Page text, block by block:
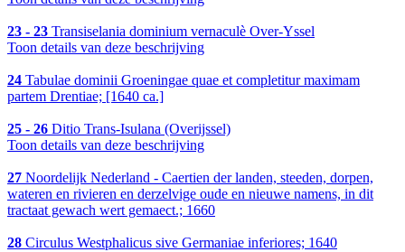
23 - 23 Transiselania dominium vernaculè Over-Yssel
Toon details van deze beschrijving
24 Tabulae dominii Groeningae quae et completitur maximam
partem Drentiae; [1640 ca.]
25 - 26 Ditio Trans-Isulana (Overijssel)
Toon details van deze beschrijving
27 Noordelijk Nederland - Caertien der landen, steeden, dorpen,
wateren en rivieren en derzelvige oude en nieuwe namens, in dit
tractaat gewach wert gemaect.; 1660
28 Circulus Westphalicus sive Germaniae inferiores; 1640